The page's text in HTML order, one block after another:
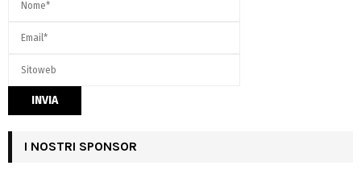
I NOSTRI SPONSOR